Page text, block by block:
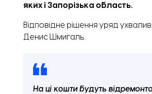
яких і Запорізька область.
Відповідне рішення уряд
Денис Шмигаль.
На ці кошти будуть